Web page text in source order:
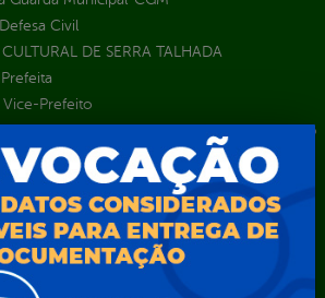
Civil
DE SERRA TALHADA
Prefeito
Própria dos Servidores Públicos do
Talhada-IPPS
Geral do Município
Comunicação Social e Audiovisual
Desenvolvimento Econômico e Turismo
Iluminação Pública e Energia Elétrica